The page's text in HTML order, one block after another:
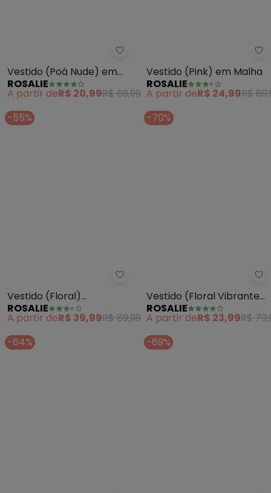
Rosalie - Vestido (Poá Nude)
Vestido (Poá Nude) em
Malha
ROSALIE
A partir deR$ 20,99R$ 69,99
Vestido (Pink) em Malha
ROSALIE
A partir deR$ 24,99R$
-55%
Vestido (Floral)
Transpassado
ROSALIE
A partir deR$ 39,99R$ 89,99
-70%
Vestido (Floral Vibrante)
em Jersey Acetinado
ROSALIE
A partir deR$ 23,99R$
-64%
-69%